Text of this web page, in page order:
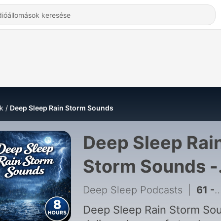
Deep Sleep Rain Storm Sounds
Deep Sleep
Storm Sounds -
Hallgatás
Deep Sleep Podcasts 61 - Soft Rain Storm Overnight
Deep Sleep Rain Storm